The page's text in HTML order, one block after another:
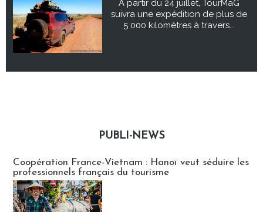
À partir du 24 juillet, TourMaG
suivra une expédition de plus de
5 000 kilomètres à travers...
PUBLI-NEWS
Coopération France-Vietnam : Hanoï veut séduire les
professionnels français du tourisme